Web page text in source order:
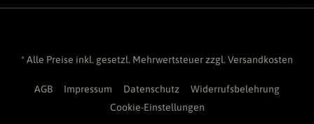
* Alle Preise inkl. gesetzl. Mehrwertsteuer zzgl. Versandkosten
AGB Impressum Datenschutz
Widerrufsbelehrung
Cookie-Einstellungen